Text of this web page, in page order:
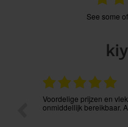
see some
Voordelige prijzen en
onmiddellijk bereikbaar.